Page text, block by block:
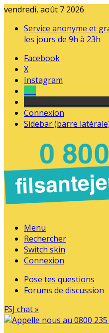
vendredi, août 7 2026
Service anonyme et
les jours de 9h à 23h
Facebook
X
Instagram
Connexion
Sidebar (barre
Menu
Rechercher
Switch skin
Connexion
Pose tes questions
Forums de discussion
FSJ chat »